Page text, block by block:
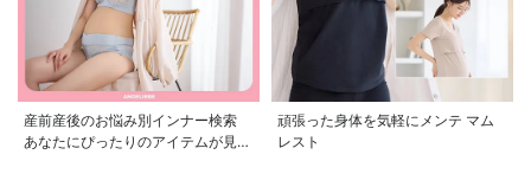
産前産後のお悩み別インナー検索
あなたにぴったりのアイテムが見つ
頑張った身体を気軽にメンテ マム
レスト